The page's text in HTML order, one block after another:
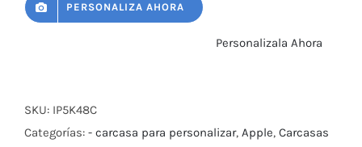
PERSONALIZA AHORA
Personalizala Ahora
SKU: IP5K48C
Categorías: - carcasa para personalizar, Apple, Carcasas